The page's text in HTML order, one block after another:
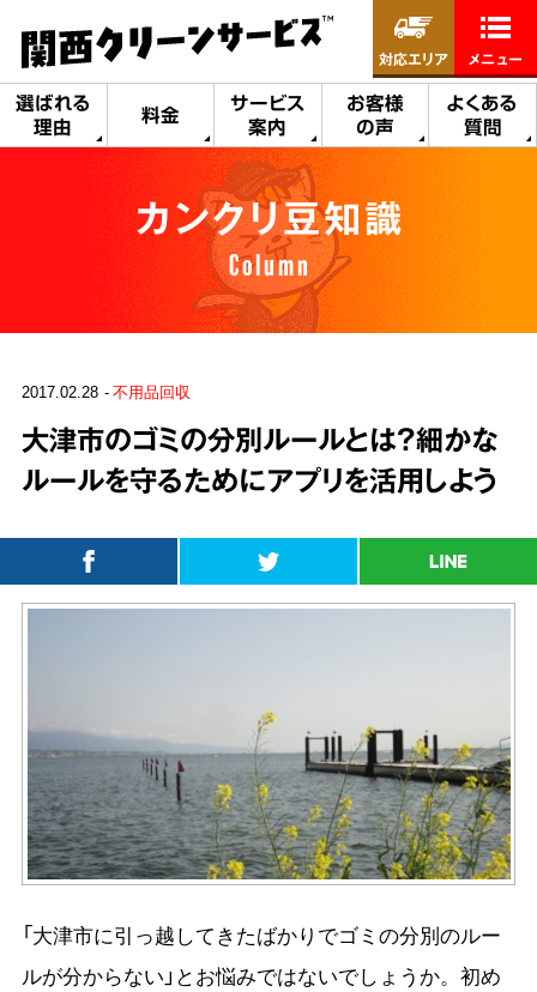
選ばれる
理由
料金
サービス
案内
お客様
の声
よくある
質問
対応エリア メニュー
カンクリ豆知識
Column
2017.02.28 不用品回収
大津市のゴミの分別ルールとは？細かな
ルールを守るためにアプリを活用しよう
「大津市に引っ越してきたばかりでゴミの分別のルー
ルが分からない」とお悩みではないでしょうか。初め